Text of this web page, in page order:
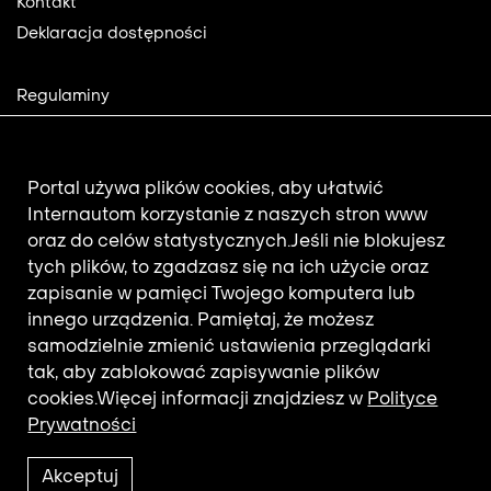
Kontakt
Deklaracja dostępności
Footer
2
Regulaminy
Aktualności
Newsletter
Adres e-mail subskrybenta.
Otrzymuj nowości z filmotekaslaska.com
Portal używa plików cookies, aby ułatwić
Internautom korzystanie z naszych stron www
oraz do celów statystycznych.Jeśli nie blokujesz
tych plików, to zgadzasz się na ich użycie oraz
zapisanie w pamięci Twojego komputera lub
innego urządzenia. Pamiętaj, że możesz
samodzielnie zmienić ustawienia przeglądarki
tak, aby zablokować zapisywanie plików
cookies.Więcej informacji znajdziesz w Polityce
Prywatności
Akceptuj